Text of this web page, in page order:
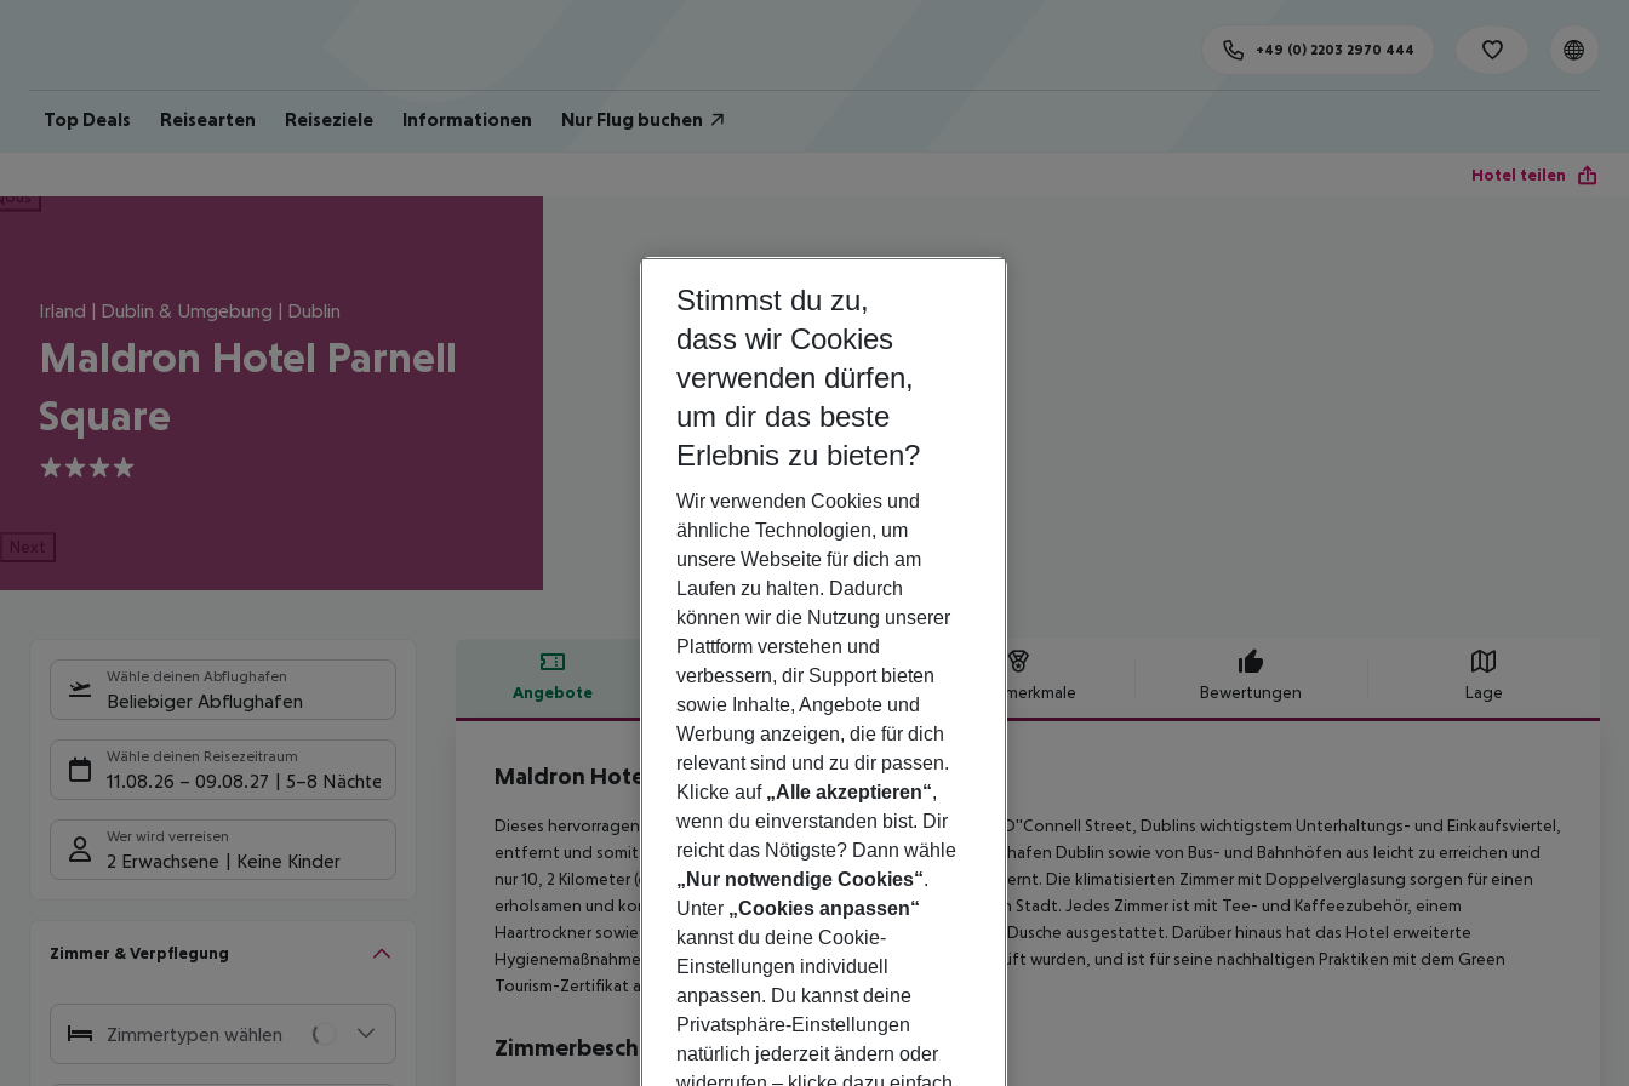
Top Deals Reisearten Reiseziele Informationen Nur Flug buchen
+49 (0) 2203 2970 444
Hotel teilen
Irland | Dublin & Umgebung | Dublin
Maldron Hotel Parnell
Square
4
Next
Wähle deinen Abflughafen
Beliebiger Abflughafen
Wähle deinen Reisezeitraum
11.08.26 – 09.08.27 5-8 Nächte
Wer wird verreisen
2 Erwachsene Keine Kinder
Zimmer & Verpflegung
Zimmertypen wählen
Angebote Hotelbeschreibung Hotelmerkmale Bewertungen Lage
Hotelbeschreibung
Maldron Hotel Parnell Square
4
Dieses hervorragend gelegene Hotel ist nur 3 Gehminuten von der O''Connell Street, Dublins wichtigstem Unterhaltungs- und Einkaufsviertel,
entfernt und somit ideal für einen Städtetrip. Das Hotel ist vom Flughafen Dublin sowie von Bus- und Bahnhöfen aus leicht zu erreichen und
nur 10, 2 Kilometer (ca. 25 Minuten mit dem Auto) vom Flughafen entfernt. Die klimatisierten Zimmer mit Doppelverglasung sorgen für einen
erholsamen und komfortablen Aufenthalt inmitten der geschäftigen Stadt. Jedes Zimmer ist mit Tee- und Kaffeezubehör, einem
Haartrockner sowie einem eigenen Badezimmer mit Badewanne und Dusche ausgestattet. Darüber hinaus hat das Hotel erweiterte
Hygienemaßnahmen umgesetzt, die von Bureau Veritas streng geprüft wurden, und ist für seine nachhaltigen Praktiken mit dem Green
Tourism-Zertifikat ausgezeichnet.
Zimmerbeschreibung
Stimmst du zu,
dass wir Cookies
verwenden dürfen,
um dir das beste
Erlebnis zu bieten?
Wir verwenden Cookies und
ähnliche Technologien, um
unsere Webseite für dich am
Laufen zu halten. Dadurch
können wir die Nutzung unserer
Plattform verstehen und
verbessern, dir Support bieten
sowie Inhalte, Angebote und
Werbung anzeigen, die für dich
relevant sind und zu dir passen.
Klicke auf „Alle akzeptieren“,
wenn du einverstanden bist. Dir
reicht das Nötigste? Dann wähle
„Nur notwendige Cookies“.
Unter „Cookies anpassen“
kannst du deine Cookie-
Einstellungen individuell
anpassen. Du kannst deine
Privatsphäre-Einstellungen
natürlich jederzeit ändern oder